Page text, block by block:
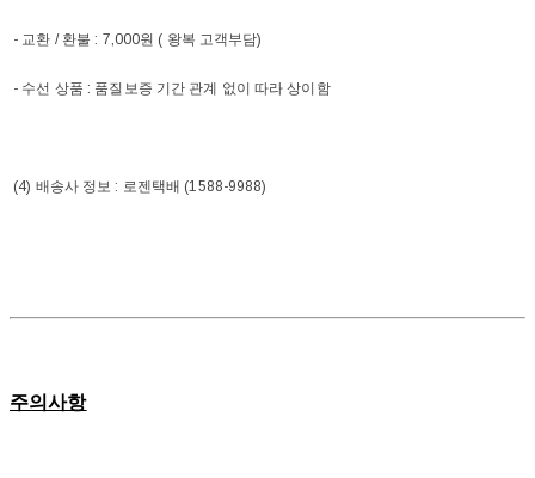
- 교환 / 환불 : 7,000원 ( 왕복 고객부담)
- 수선 상품 : 품질보증 기간 관계 없이 따라 상이함
(4) 배송사 정보 : 로젠택배 (1588-9988)
주의사항